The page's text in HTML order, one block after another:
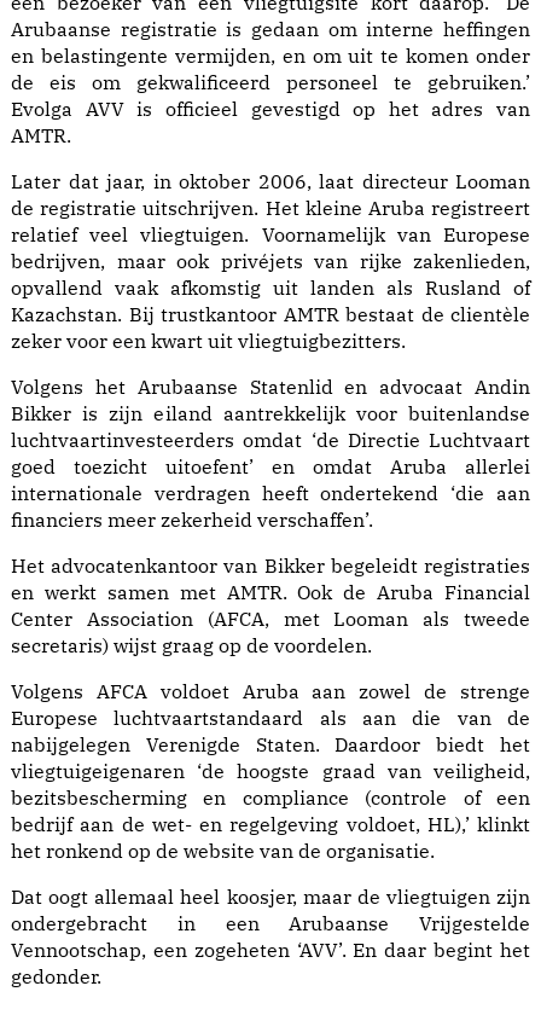
Arubaanse registratie is gedaan om interne heffingen
en belastingente vermijden, en om uit te komen onder
de eis om gekwalificeerd personeel te gebruiken.’
Evolga AVV is officieel gevestigd op het adres van
AMTR.
Later dat jaar, in oktober 2006, laat directeur Looman
de registratie uitschrijven. Het kleine Aruba registreert
relatief veel vliegtuigen. Voornamelijk van Europese
bedrijven, maar ook privéjets van rijke zakenlieden,
opvallend vaak afkomstig uit landen als Rus­land of
Kazachstan. Bij trustkantoor AMTR bestaat de clientèle
zeker voor een kwart uit vliegtuigbezitters.
Volgens het Arubaanse Staten­lid en advocaat Andin
Bikker is zijn eiland aantrekkelijk voor buitenlandse
luchtvaartinvesteerders omdat ‘de Directie Lucht­vaart
goed toezicht uitoefent’ en omdat Aruba allerlei
internationale verdragen heeft ondertekend ‘die aan
financiers meer zekerheid verschaffen’.
Het advocatenkantoor van Bikker begeleidt registraties
en werkt samen met AMTR. Ook de Aruba Financial
Center Association (AFCA, met Looman als tweede
secretaris) wijst graag op de voordelen.
Volgens AFCA voldoet Aruba aan zowel de strenge
Europese luchtvaartstandaard als aan die van de
nabijgelegen Verenigde Staten. Daardoor biedt het
vliegtuigeigenaren ‘de hoogste graad van veiligheid,
bezitsbescherming en compliance (controle of een
bedrijf aan de wet- en regelgeving voldoet, HL),’ klinkt
het ronkend op de website van de organisatie.
Dat oogt allemaal heel koosjer, maar de vliegtuigen zijn
ondergebracht in een Arubaanse Vrijgestelde
Vennootschap, een zogeheten ‘AVV’. En daar begint het
gedonder.